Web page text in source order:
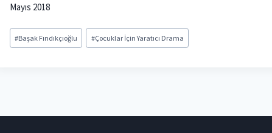
Mayıs 2018
Post
Tags:
#Başak Fındıkçıoğlu #Çocuklar İçin Yaratıcı Drama